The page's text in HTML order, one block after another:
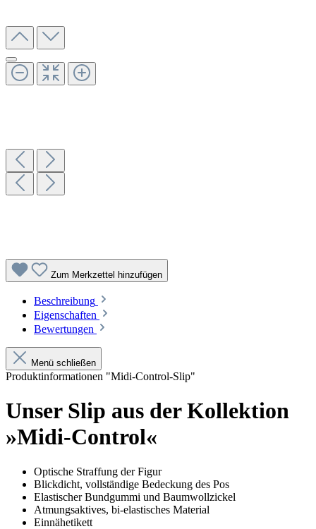
Zum Merkzettel hinzufügen
Beschreibung
Eigenschaften
Bewertungen
Menü schließen
Produktinformationen "Midi-Control-Slip"
Unser Slip aus der Kollektion
»Midi-Control«
Optische Straffung der Figur
Blickdicht, vollständige Bedeckung des Pos
Elastischer Bundgummi und Baumwollzickel
Atmungsaktives, bi-elastisches Material
Einnähetikett